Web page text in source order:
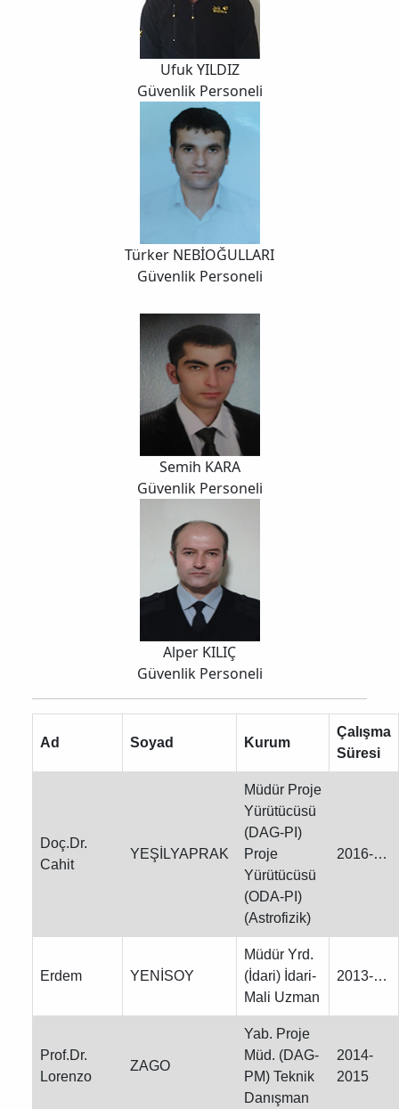
Ufuk YILDIZ
Güvenlik Personeli
Türker NEBİOĞULLARI
Güvenlik Personeli
Semih KARA
Güvenlik Personeli
Alper KILIÇ
Güvenlik Personeli
Ad Soyad Kurum
Çalışma
Süresi
Doç.Dr.
Cahit
YEŞİLYAPRAK
Müdür Proje
Yürütücüsü
(DAG-PI)
Proje
Yürütücüsü
(ODA-PI)
(Astrofizik)
2016-…
Erdem YENİSOY
Müdür Yrd.
(İdari) İdari-
Mali Uzman
2013-…
Prof.Dr.
Lorenzo
ZAGO
Yab. Proje
Müd. (DAG-
PM) Teknik
Danışman
2014-
2015